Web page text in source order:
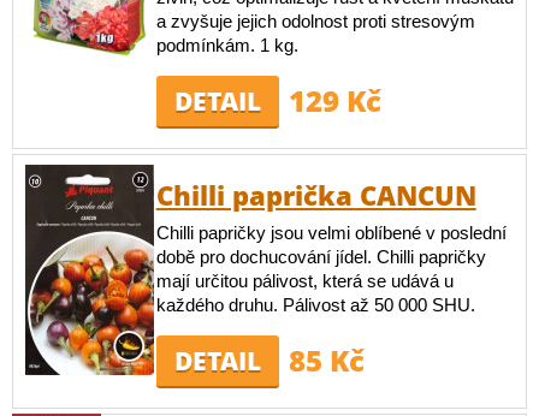
a zvyšuje jejich odolnost proti stresovým
podmínkám. 1 kg.
DETAIL 129 Kč
Chilli paprička CANCUN
Chilli papričky jsou velmi oblíbené v poslední
době pro dochucování jídel. Chilli papričky
mají určitou pálivost, která se udává u
každého druhu. Pálivost až 50 000 SHU.
DETAIL 85 Kč